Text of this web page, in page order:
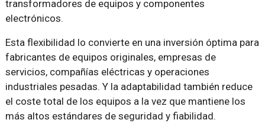
transformadores de equipos y componentes
electrónicos.
Esta flexibilidad lo convierte en una inversión óptima para
fabricantes de equipos originales, empresas de
servicios, compañías eléctricas y operaciones
industriales pesadas. Y la adaptabilidad también reduce
el coste total de los equipos a la vez que mantiene los
más altos estándares de seguridad y fiabilidad.